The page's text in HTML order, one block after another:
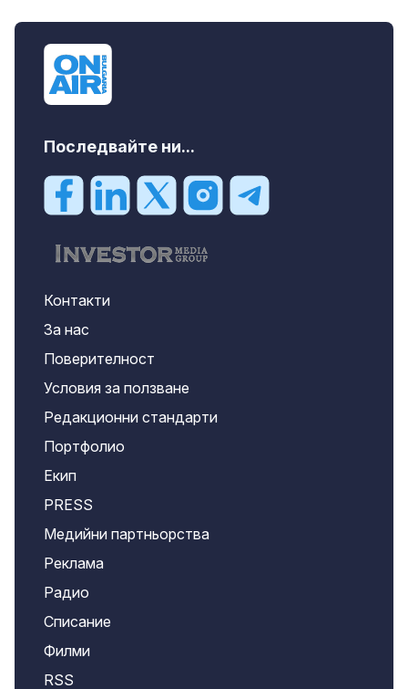
Последвайте ни...
Контакти
За нас
Поверителност
Условия за ползване
Редакционни стандарти
Портфолио
Екип
PRESS
Медийни партньорства
Реклама
Радио
Списание
Филми
RSS